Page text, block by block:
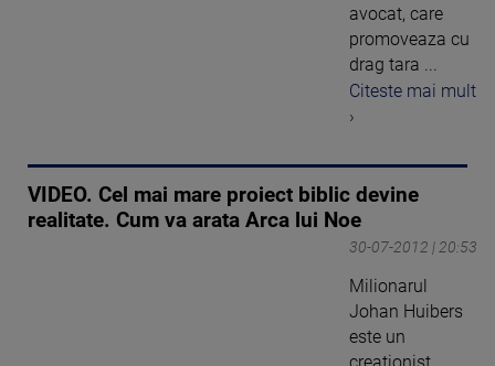
avocat, care
promoveaza cu
drag tara ...
Citeste mai mult
›
VIDEO. Cel mai mare proiect biblic devine
realitate. Cum va arata Arca lui Noe
30-07-2012 | 20:53
Milionarul
Johan Huibers
este un